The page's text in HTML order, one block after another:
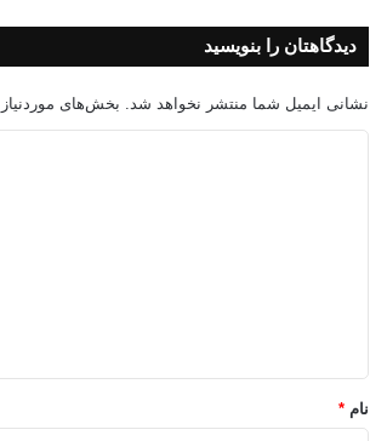
دیدگاهتان را بنویسید
نشانی ایمیل شما منتشر نخواهد شد. بخش‌های
نام *